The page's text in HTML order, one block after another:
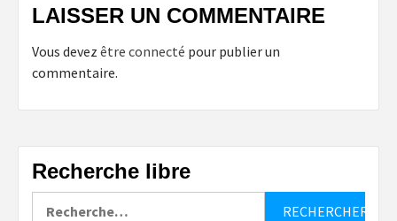
LAISSER UN COMMENTAIRE
Vous devez être connecté pour publier un
commentaire.
Recherche libre